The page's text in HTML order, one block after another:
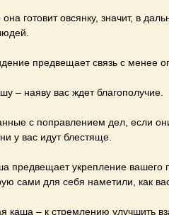
готовит овсянку, значит, в
предвещает связь с менее
– наяву вас ждет благополучие.
с поправлением дел, если
у вас идут блестяще.
предвещает укрепление вашего
сами для себя наметили, как
каша – к стремлению улучшить